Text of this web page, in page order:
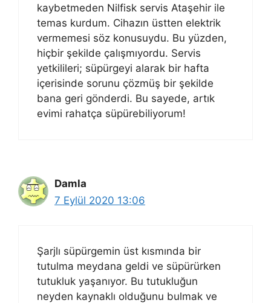
kaybetmeden Nilfisk servis Ataşehir ile
temas kurdum. Cihazın üstten elektrik
vermemesi söz konusuydu. Bu yüzden,
hiçbir şekilde çalışmıyordu. Servis
yetkilileri; süpürgeyi alarak bir hafta
içerisinde sorunu çözmüş bir şekilde
bana geri gönderdi. Bu sayede, artık
evimi rahatça süpürebiliyorum!
Damla
7 Eylül 2020 13:06
Şarjlı süpürgemin üst kısmında bir
tutulma meydana geldi ve süpürürken
tutukluk yaşanıyor. Bu tutukluğun
neyden kaynaklı olduğunu bulmak ve